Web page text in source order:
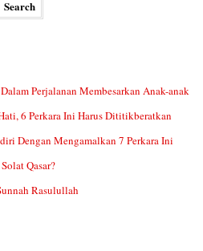
Perjalanan Membesarkan Anak-anak
6 Perkara Ini Harus Dititikberatkan
Dengan Mengamalkan 7 Perkara Ini
Qasar?
Rasulullah